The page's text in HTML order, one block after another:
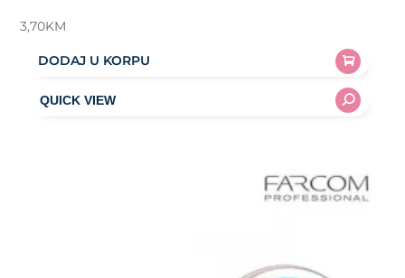
3,70KM
DODAJ U KORPU